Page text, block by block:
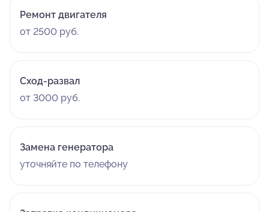
Ремонт двигателя
от 2500 руб.
Сход-развал
от 3000 руб.
Замена генератора
уточняйте по телефону